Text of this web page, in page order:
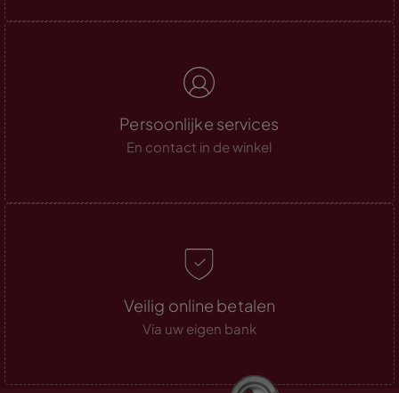
Persoonlijke services
En contact in de winkel
Veilig online betalen
Via uw eigen bank